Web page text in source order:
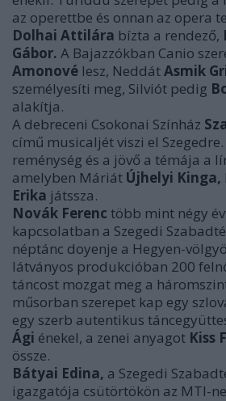
az operettbe és onnan az opera
Dolhai Attilára bízta a rendező,
Gábor. A Bajazzókban Canio
Amonové lesz, NeddátAsmik
személyesíti meg, Silviót pedig
alakítja.
A debreceni Csokonai Színház
című musicaljét viszi el Szegedre.
reménység és a jövő a témája a
amelyben Máriát Újhelyi Kinga,
Erika játssza.
Novák Ferenc több mint négy
kapcsolatban a Szegedi
néptánc doyenje a Hegyen-
látványos produkcióban 200
táncost mozgat meg a
műsorban szerepet kap egy
egy szerb autentikus
Ági énekel, a zenei anyagot Kiss
össze.
Bátyai Edina, a Szegedi
igazgatója csütörtökön az MTI-